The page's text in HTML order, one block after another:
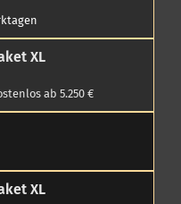
XL
ab 5.250 €
XL